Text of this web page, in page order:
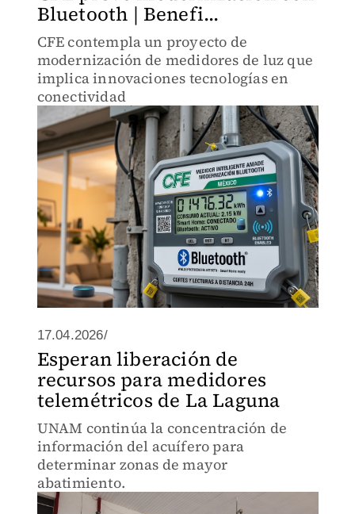
Bluetooth | Benefi...
CFE contempla un proyecto de
modernización de medidores de luz que
implica innovaciones tecnologías en
conectividad
17.04.2026/
Esperan liberación de
recursos para medidores
telemétricos de La Laguna
UNAM continúa la concentración de
información del acuífero para
determinar zonas de mayor
abatimiento.